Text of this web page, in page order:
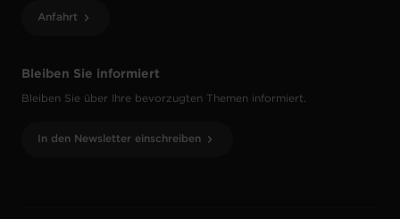
Bleiben Sie informiert
Bleiben Sie über Ihre bevorzugten Themen informiert.
In den Newsletter einschreiben
Anfahrt